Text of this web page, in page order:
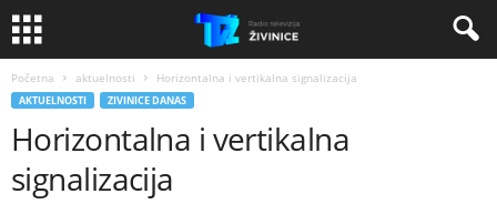
Početna aktuelnosti Horizontalna i vertikalna signalizacija
AKTUELNOSTI ZIVINICE DANAS
Horizontalna i vertikalna
signalizacija